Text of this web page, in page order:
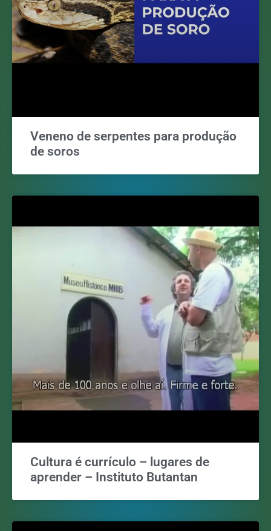
Veneno de serpentes para produção
de soros
Cultura é currículo – lugares de
aprender – Instituto Butantan